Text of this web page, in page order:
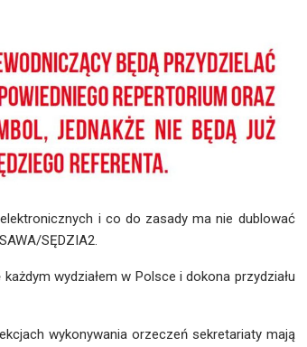
i co do zasady ma nie dublować
SĘDZIA2.
wydziałem w Polsce i dokona przydziału
wykonywania orzeczeń sekretariaty mają